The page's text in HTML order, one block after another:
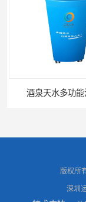
酒泉康远中
版权所
深圳